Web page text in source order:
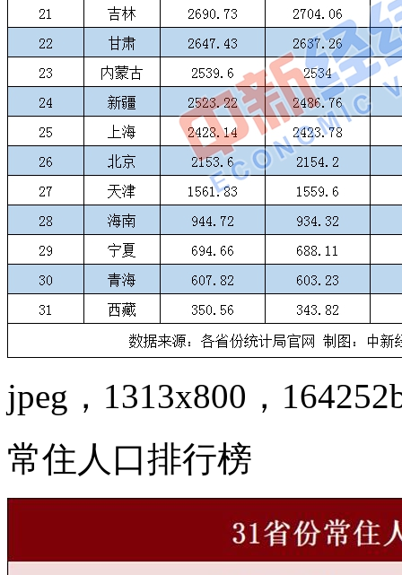
jpeg，1313x800，
常住人口排行榜